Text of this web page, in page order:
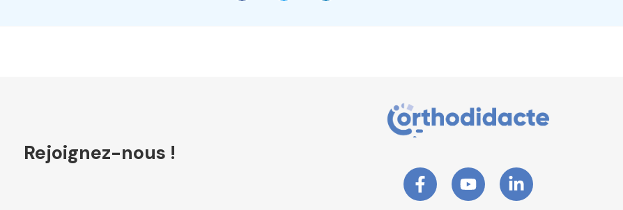
Rejoignez-nous !